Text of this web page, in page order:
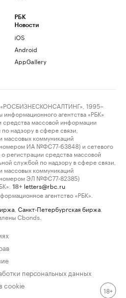
РБК
Новости
iOS
Android
AppGallery
1995–
агентства «РБК»
средства массовой информации
надзору в сфере связи,
массовых коммуникаций
ИА №ФС77-63848) и сетевого
регистрации средства массовой
службой по надзору в сфере связи,
массовых коммуникаций
номером ЭЛ №ФС77-82385)
18+ letters@rbc.ru
агентство «РБК».
Санкт-Петербургская биржа
Cbonds.
персональных данных
cookie
18+